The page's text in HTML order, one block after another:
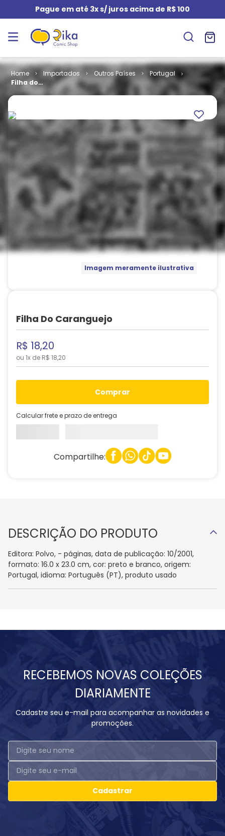
Pague em até 3x s/ juros acima de R$ 100
Importados Outros Países
Portugal
Filha do
Caranguejo
Imagem meramente ilustrativa
Filha Do Caranguejo
R$ 18,20
ou 1x de R$ 18,20
comprar
Calcular frete e prazo de entrega
Compartilhe:
DESCRIÇÃO DO PRODUTO
Editora: Polvo, - páginas, data de publicação: 10/2001,
formato: 16.0 x 23.0 cm, cor: preto e branco, origem:
Portugal, idioma: Português (PT), produto usado
RECEBEMOS NOVAS COLEÇÕES
DIARIAMENTE
Cadastre seu e-mail para acompanhar as novidades e
promoções.
Cadastrar